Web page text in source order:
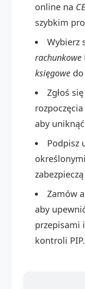
online na
szybkim
Wybierz
rachunkowe
księgowe
Zgłoś
aby
Podpisz
Zamów
aby
przepisami
kontroli PIP.